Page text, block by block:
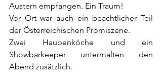
Austern empfangen. Ein Traum!
Vor Ort war auch ein beachtlicher Teil
der Österreichischen Promiszene.
Zwei Haubenköche und ein
Showbarkeeper untermalten den
Abend zusätzlich.